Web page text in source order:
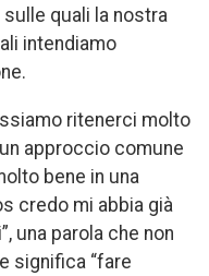
quali la nostra
intendiamo
ritenerci molto
approccio comune
bene in una
credo mi abbia già
una parola che non
significa “fare